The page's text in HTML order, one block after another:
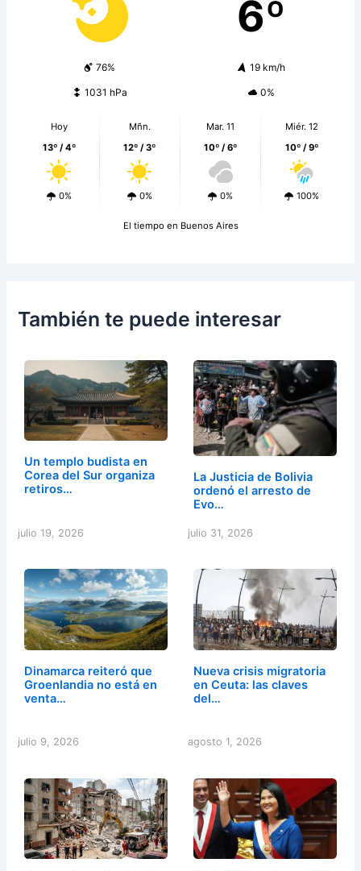
6º
76% 19 km/h
1031 hPa 0%
Hoy
13º / 4º
0%
Mñn.
12º / 3º
0%
Mar. 11
10º / 6º
0%
Miér. 12
10º / 9º
100%
El tiempo en Buenos Aires
También te puede interesar
Un templo budista en
Corea del Sur organiza
retiros…
julio 19, 2026
La Justicia de Bolivia
ordenó el arresto de
Evo…
julio 31, 2026
Dinamarca reiteró que
Groenlandia no está en
venta…
julio 9, 2026
Nueva crisis migratoria
en Ceuta: las claves
del…
agosto 1, 2026